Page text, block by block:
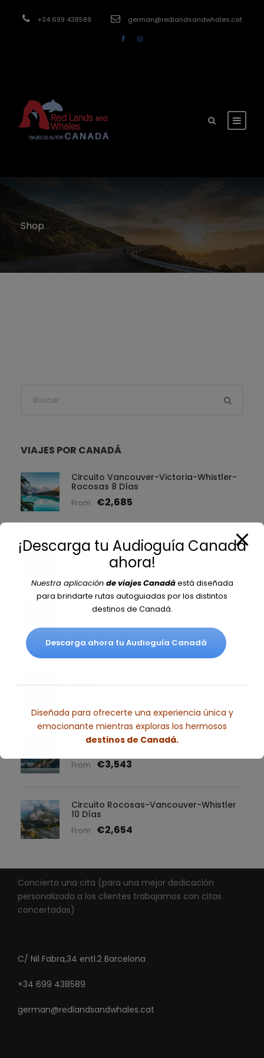
+34 699 438589 german@redlandsandwhales.cat
Shop
VIAJES POR CANADÁ
Circuito Vancouver-Victoria-Whistler-
Rocosas 8 Días
From €2,685
Circuito Vancouver-Whistler-Rocosas
7 Días
€2,082
Circuito Vancouver-Whistler-Rocosas
4 Días
Circuito Rocosas-Whistler-Victoria-
From €3,543
Circuito Rocosas-Vancouver-Whistler
10 Días
From €2,654
Concierta una cita (para una mejor dedicación
personalizada a los clientes trabajamos con citas
concertadas)
C/ Nil Fabra,34 entl.2 Barcelona
+34 699 438589
german@redlandsandwhales.cat
¡Descarga tu Audioguía Canadá
ahora!
Nuestra aplicación de viajes Canadáestá diseñada
para brindarte rutas autoguiadas por los distintos
destinos de Canadá.
Descarga ahora tu Audioguía Canadá
Diseñada para ofrecerte una experiencia única y
emocionante mientras exploras los hermosos
destinos de Canadá.